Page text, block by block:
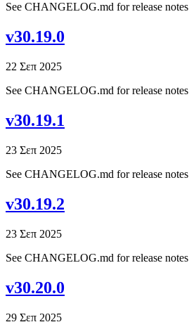
See CHANGELOG.md for release notes
v30.19.0
22 Σεπ 2025
See CHANGELOG.md for release notes
v30.19.1
23 Σεπ 2025
See CHANGELOG.md for release notes
v30.19.2
23 Σεπ 2025
See CHANGELOG.md for release notes
v30.20.0
29 Σεπ 2025